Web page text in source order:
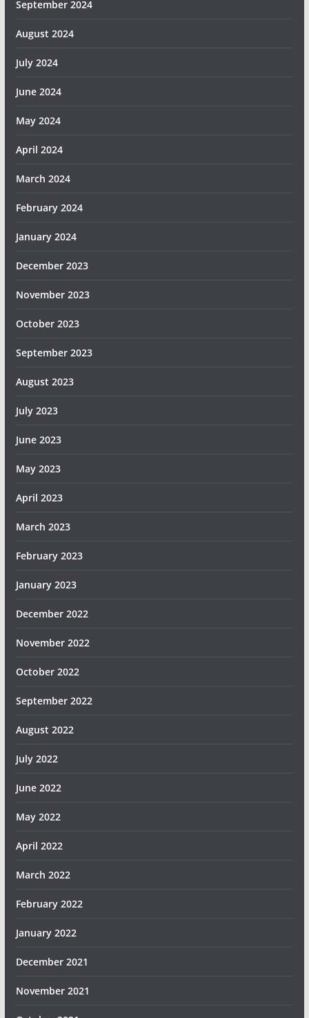
September 2024
August 2024
July 2024
June 2024
May 2024
April 2024
March 2024
February 2024
January 2024
December 2023
November 2023
October 2023
September 2023
August 2023
July 2023
June 2023
May 2023
April 2023
March 2023
February 2023
January 2023
December 2022
November 2022
October 2022
September 2022
August 2022
July 2022
June 2022
May 2022
April 2022
March 2022
February 2022
January 2022
December 2021
November 2021